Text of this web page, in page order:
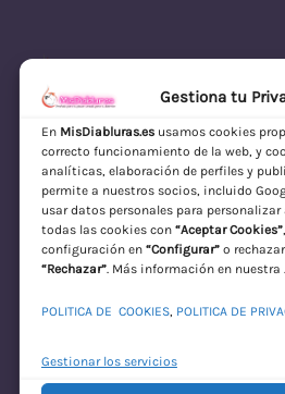
Gestiona tu
En MisDiabluras.esusamos cookies
correcto funcionamiento de la web, y
analíticas, elaboración de perfiles y
permite a nuestros socios, incluido
usar datos personales para personalizar
todas las cookies con “Aceptar Cookies”
configuración en “Configurar”o
“Rechazar”. Más información en nuestra .
POLITICA DE COOKIES, POLITICA DE
Gestionar los servicios
MisDiabluras | Sexshop
Discreto en España
Acceder